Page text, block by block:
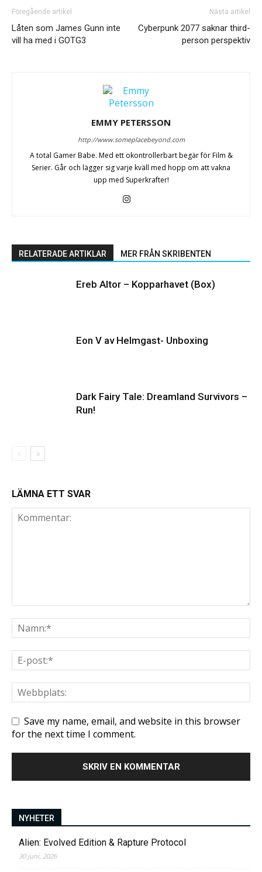
Föregående artikel
Låten som James Gunn inte
vill ha med i GOTG3
Nästa artikel
Cyberpunk 2077 saknar third-
person perspektiv
EMMY PETERSSON
http://www.someplacebeyond.com
A total Gamer Babe. Med ett okontrollerbart begär för Film &
Serier. Går och lägger sig varje kväll med hopp om att vakna
upp med Superkrafter!
RELATERADE ARTIKLAR MER FRÅN SKRIBENTEN
Ereb Altor – Kopparhavet (Box)
Eon V av Helmgast- Unboxing
Dark Fairy Tale: Dreamland Survivors –
Run!
LÄMNA ETT SVAR
Save my name, email, and website in this browser
for the next time I comment.
NYHETER
Alien: Evolved Edition & Rapture Protocol
30 juni, 2026